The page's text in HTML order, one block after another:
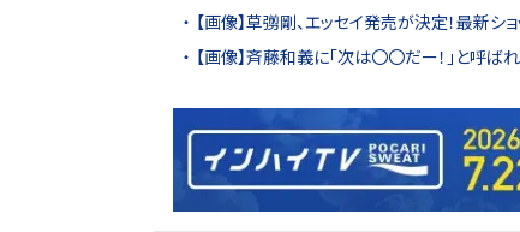
【画像】草彅剛、エッセイ発売が決定！最新シ
【画像】斉藤和義に「次は〇〇だー！」と呼